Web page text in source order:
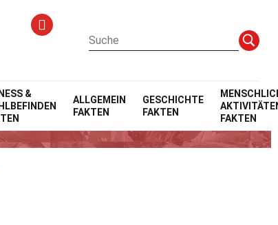
&
ALLGEMEIN
FAKTEN
GESCHICHTE
FAKTEN
FAKTEN